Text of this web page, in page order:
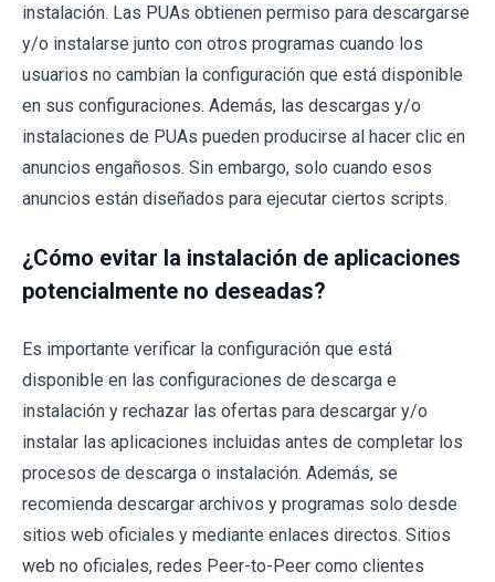
instalación. Las PUAs obtienen permiso para descargarse
y/o instalarse junto con otros programas cuando los
usuarios no cambian la configuración que está disponible
en sus configuraciones. Además, las descargas y/o
instalaciones de PUAs pueden producirse al hacer clic en
anuncios engañosos. Sin embargo, solo cuando esos
anuncios están diseñados para ejecutar ciertos scripts.
¿Cómo evitar la instalación de aplicaciones
potencialmente no deseadas?
Es importante verificar la configuración que está
disponible en las configuraciones de descarga e
instalación y rechazar las ofertas para descargar y/o
instalar las aplicaciones incluidas antes de completar los
procesos de descarga o instalación. Además, se
recomienda descargar archivos y programas solo desde
sitios web oficiales y mediante enlaces directos. Sitios
web no oficiales, redes Peer-to-Peer como clientes